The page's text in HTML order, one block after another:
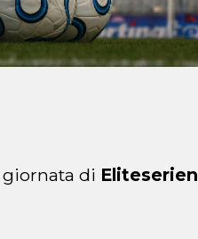
di Eliteserien